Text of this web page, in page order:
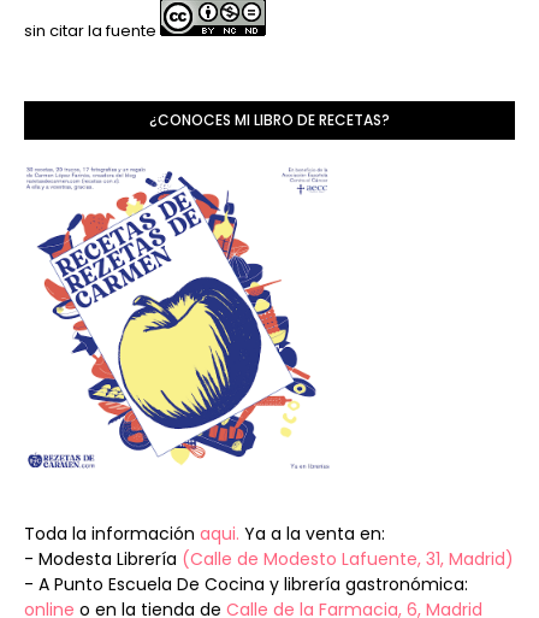
sin citar la fuente
¿CONOCES MI LIBRO DE RECETAS?
Toda la información aqui. Ya a la venta en:
- Modesta Librería (Calle de Modesto Lafuente, 31, Madrid)
- A Punto Escuela De Cocina y librería gastronómica:
online o en la tienda de Calle de la Farmacia, 6, Madrid